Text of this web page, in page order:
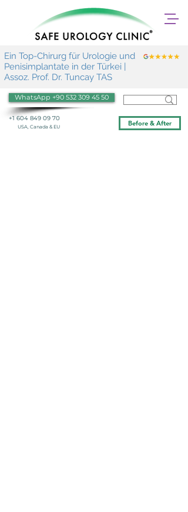
Ein Top-Chirurg für Urologie und
Penisimplantate in der Türkei |
Assoz. Prof. Dr. Tuncay TAS
+1 604 849 09 70
USA, Canada & EU
WhatsApp +90 532 309 45 50
Before & After